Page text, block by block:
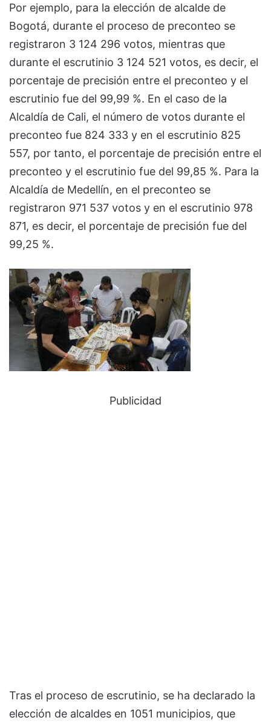
Por ejemplo, para la elección de alcalde de
Bogotá, durante el proceso de preconteo se
registraron 3 124 296 votos, mientras que
durante el escrutinio 3 124 521 votos, es decir, el
porcentaje de precisión entre el preconteo y el
escrutinio fue del 99,99 %. En el caso de la
Alcaldía de Cali, el número de votos durante el
preconteo fue 824 333 y en el escrutinio 825
557, por tanto, el porcentaje de precisión entre el
preconteo y el escrutinio fue del 99,85 %. Para la
Alcaldía de Medellín, en el preconteo se
registraron 971 537 votos y en el escrutinio 978
871, es decir, el porcentaje de precisión fue del
99,25 %.
Publicidad
Tras el proceso de escrutinio, se ha declarado la
elección de alcaldes en 1051 municipios, que